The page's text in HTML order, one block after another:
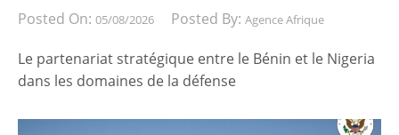
Posted On: 05/08/2026 Posted By: Agence Afrique
Le partenariat stratégique entre le Bénin et le Nigeria
dans les domaines de la défense